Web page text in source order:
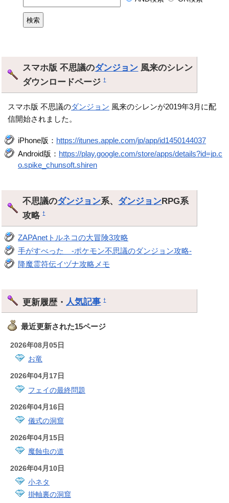
スマホ版 不思議のダンジョン 風来のシレン
ダウンロードページ†
スマホ版 不思議のダンジョン 風来のシレンが2019年3月に配
信開始されました。
iPhone版： https://itunes.apple.com/jp/app/id1450144037
Android版： https://play.google.com/store/apps/details?id=jp.c
o.spike_chunsoft.shiren
不思議のダンジョン系、 ダンジョンRPG系
攻略†
ZAPAnetトルネコの大冒険3攻略
手がすべった -ポケモン不思議のダンジョン攻略-
降魔霊符伝イヅナ攻略メモ
更新履歴・ 人気記事 †
最近更新された15ページ
2026年08月05日
お竜
2026年04月17日
フェイの最終問題
2026年04月16日
儀式の洞窟
2026年04月15日
魔蝕虫の道
2026年04月10日
小ネタ
掛軸裏の洞窟